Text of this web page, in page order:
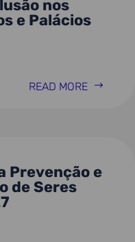
nos
e Palácios
READ MORE
Prevenção e
de Seres